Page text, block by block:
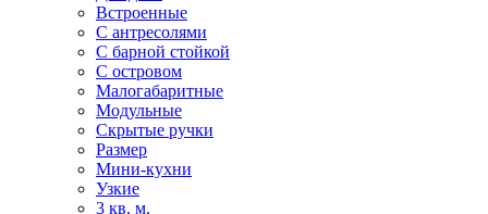
Встроенные
С антресолями
С барной стойкой
С островом
Малогабаритные
Модульные
Скрытые ручки
Размер
Мини-кухни
Узкие
3 кв. м.